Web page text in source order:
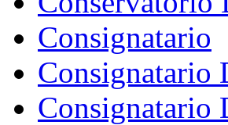
Consignatario
Consignatario
Consignatario